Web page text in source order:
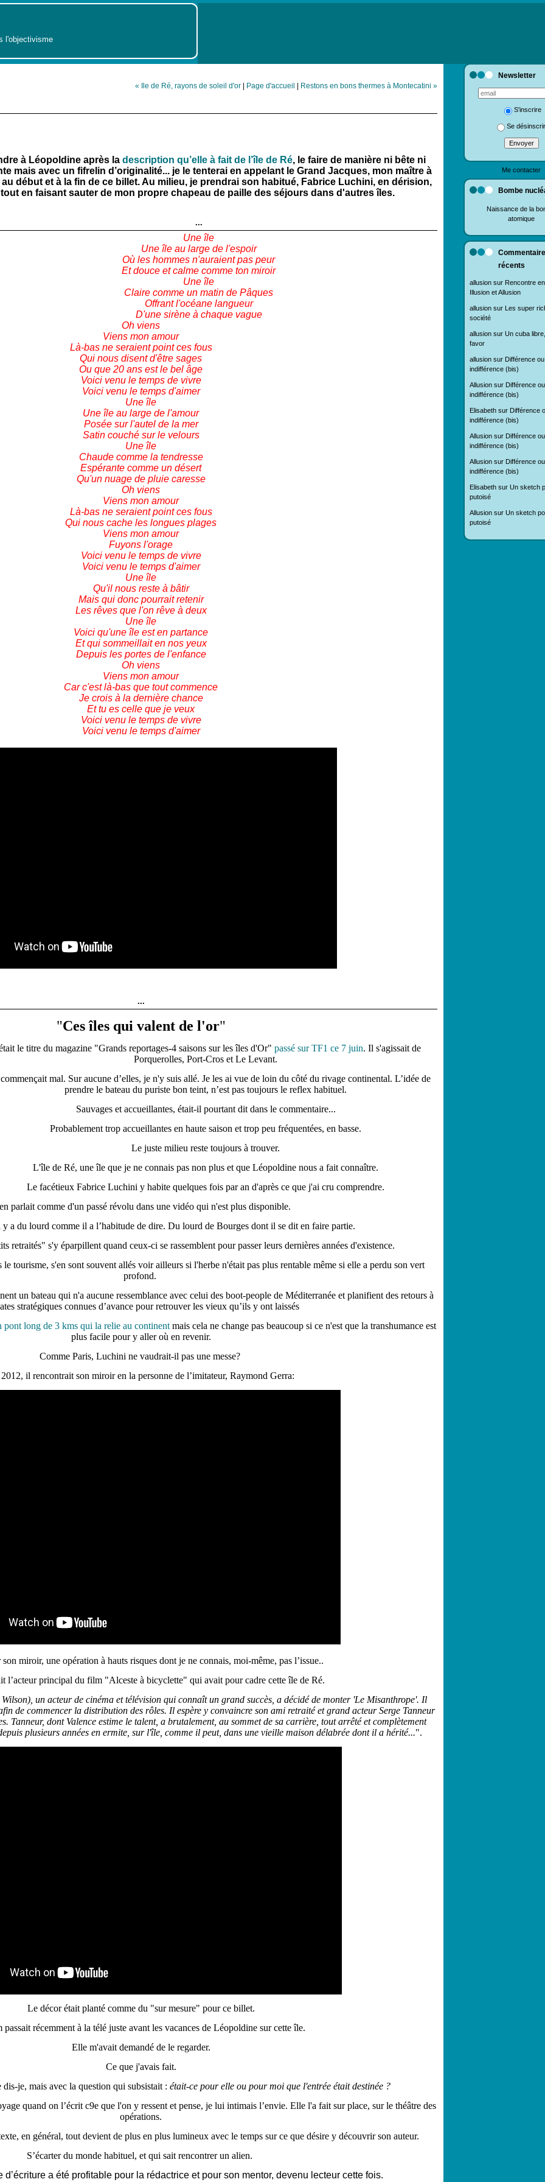
l'objectivisme
Newsletter
S'inscrire
Se
Me contacter
Bombe
Naissance de la
atomique
récents
allusion sur Rencontre
Illusion et Allusion
allusion sur
Les super
société
allusion sur Un cuba
favor
allusion sur Différence ou
indifférence (bis)
Allusion sur Différence ou
indifférence (bis)
Elisabeth sur Différence
indifférence (bis)
Allusion sur Différence ou
indifférence (bis)
Allusion sur Différence ou
indifférence (bis)
Elisabeth sur Un sketch
putoisé
Allusion sur Un sketch
putoisé
« Ile de Ré, rayons de soleil d'or | Page d'accueil | Restons en bons thermes à Montecatini »
à Léopoldine après ladescription qu’elle à fait de l’île de Ré, le faire de manière ni bête ni
mais avec un fifrelin d’originalité... je le tenterai en appelant le Grand Jacques,mon maître à
au début et à la fin de ce billet. Au milieu, je prendrai son habitué, Fabrice Luchini, en dérision,
tout en faisant sauter de mon propre chapeau de paille des séjours dans d'autres îles.
...
Une île
Une île au large de l'espoir
Où les hommes n'auraient pas peur
Et douce et calme comme ton miroir
Une île
Claire comme un matin de Pâques
Offrant l'océane langueur
D'une sirène à chaque vague
Oh viens
Viens mon amour
Là-bas ne seraient point ces fous
Qui nous disent d'être sages
Ou que 20 ans est le bel âge
Voici venu le temps de vivre
Voici venu le temps d'aimer
Une île
Une île au large de l'amour
Posée sur l'autel de la mer
Satin couché sur le velours
Une île
Chaude comme la tendresse
Espérante comme un désert
Qu'un nuage de pluie caresse
Oh viens
Viens mon amour
Là-bas ne seraient point ces fous
Qui nous cache les longues plages
Viens mon amour
Fuyons l'orage
Voici venu le temps de vivre
Voici venu le temps d'aimer
Une île
Qu'il nous reste à bâtir
Mais qui donc pourrait retenir
Les rêves que l'on rêve à deux
Une île
Voici qu'une île est en partance
Et qui sommeillait en nos yeux
Depuis les portes de l'enfance
Oh viens
Viens mon amour
Car c'est là-bas que tout commence
Je crois à la dernière chance
Et tu es celle que je veux
Voici venu le temps de vivre
Voici venu le temps d'aimer
...
"Ces îles qui valent de l'or"
le titre du magazine "Grands reportages-4 saisons sur les îles d'Or"passé sur TF1 ce 7 juin. Il s'agissait de
Porquerolles, Port-Cros et Le Levant.
mal. Sur aucune d’elles, je n'y suis allé. Je les ai vue de loin du côté du rivage continental. L’idée de
prendre le bateau du puriste bon teint, n’est pas toujours le reflex habituel.
Sauvages et accueillantes, était-il pourtant dit dans le commentaire...
Probablement trop accueillantesen haute saisonet trop peu fréquentées, en basse.
Le juste milieu reste toujours à trouver.
L'île de Ré, une île que je ne connais pas non plus et que Léopoldine nous a fait connaître.
Le facétieux Fabrice Luchini y habite quelques fois par an d'après ce que j'ai cru comprendre.
parlait comme d'un passé révolu dans une vidéo qui n'est plus disponible.
a du lourd comme il a l’habitude de dire. Du lourd de Bourges dont il se dit en faire partie.
retraités" s'y éparpillent quand ceux-ci se rassemblent pour passer leurs dernières années d'existence.
tourisme, s'en sont souvent allés voir ailleurs si l'herbe n'était pas plus rentable même si elle a perdu son vert
profond.
un bateau qui n'a aucune ressemblance avec celui des boot-people de Méditerranée et planifient des retours à
stratégiques connues d’avance pour retrouver les vieux qu’ils y ont laissés
pont long de 3 kms qui la relie au continent mais cela ne change pas beaucoup si ce n'est que la transhumance est
plus facile pour y aller où en revenir.
Comme Paris, Luchini ne vaudrait-il pas une messe?
il rencontrait son miroir en la personne de l’imitateur, Raymond Gerra:
miroir, une opération à hauts risques dont je ne connais, moi-même, pas l’issue..
l’acteur principal du film "Alceste à bicyclette" qui avait pour cadrecette île de Ré.
un acteur de cinéma et télévision qui connaît un grand succès, a décidé de monter 'Le Misanthrope'. Il
de commencer la distribution des rôles. Il espère y convaincre son ami retraité et grand acteur Serge Tanneur
Tanneur, dont Valence estime le talent, a brutalement, au sommet de sa carrière, tout arrêté et complètement
plusieurs années en ermite, sur l'île, comme il peut, dans une vieille maison délabrée dont il a hérité...".
Le décor était planté comme du "sur mesure" pour ce billet.
passait récemment à la télé juste avant les vacances de Léopoldine sur cette île.
Elle m'avait demandé de le regarder.
Ce que j'avais fait.
dis-je, mais avec la question qui subsistait : était-ce pour elle ou pour moi que l'entrée était destinée ?
quand on l’écrit c9e que l'on y ressent et pense, je lui intimais l’envie. Elle l'a fait sur place, sur le théâtre des
opérations.
en général, tout devient de plus en plus lumineux avec le temps sur ce que désire y découvrir son auteur.
S’écarter du monde habituel, et qui sait rencontrer un alien.
d’écriture a été profitable pour la rédactrice et pour son mentor, devenu lecteur cette fois.